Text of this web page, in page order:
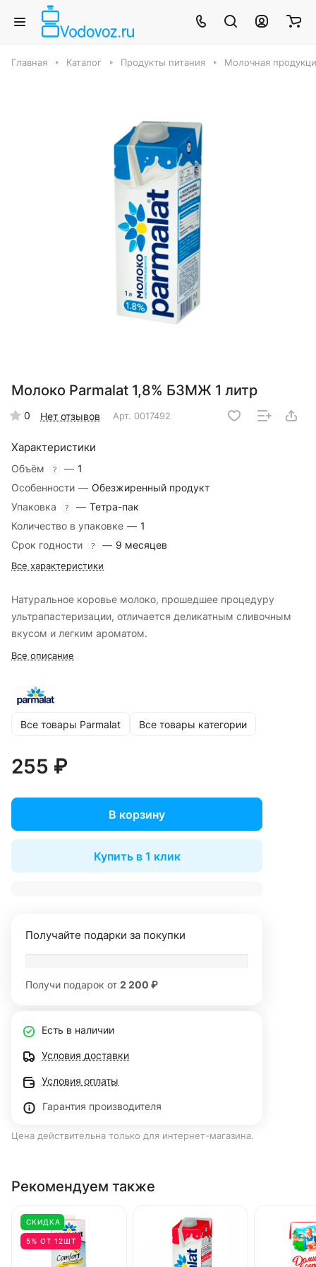
Главная Каталог Продукты питания Молочная
Молоко Parmalat 1,8% БЗМЖ 1 литр
0 Нет отзывов Арт. 0017492
Характеристики
Объём ? — 1
Особенности — Обезжиренный продукт
Упаковка
? — Тетра-пак
Количество в упаковке — 1
Срок годности
? — 9 месяцев
Все характеристики
Натуральное коровье молоко, прошедшее процедуру
ультрапастеризации, отличается деликатным сливочным
вкусом и легким ароматом.
Все описание
Все товары Parmalat Все товары категории
255 ₽
В корзину
Купить в 1 клик
Получайте подарки за покупки
Получи подарок от 2 200 ₽
Есть в наличии
Условия доставки
Условия оплаты
Гарантия производителя
Цена действительна только для интернет-магазина.
Рекомендуем также
СКИДКА
5% ОТ 12ШТ